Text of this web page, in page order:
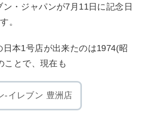
ン・ジャパンが7月11日に記念日
。
日本1号店が出来たのは1974(昭
ことで、現在も
-イレブン 豊洲店